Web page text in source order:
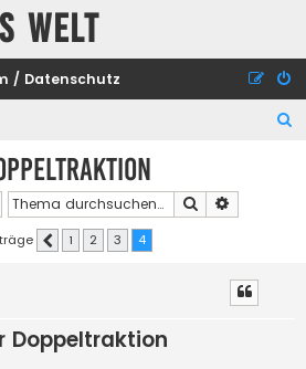
Welt
/ Datenschutz
Suche
Vorherige
1 2 3
4
Doppeltraktion